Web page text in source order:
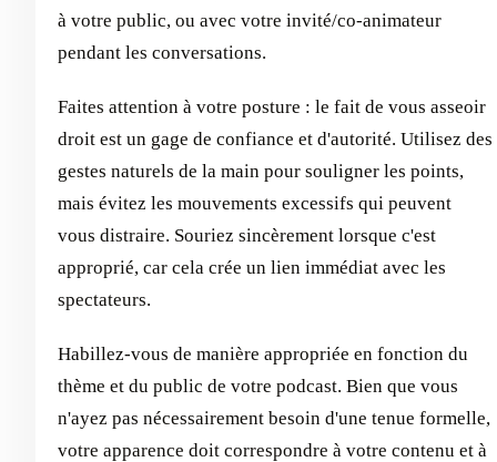
à votre public, ou avec votre invité/co-animateur
pendant les conversations.
Faites attention à votre posture : le fait de vous asseoir
droit est un gage de confiance et d'autorité. Utilisez des
gestes naturels de la main pour souligner les points,
mais évitez les mouvements excessifs qui peuvent
vous distraire. Souriez sincèrement lorsque c'est
approprié, car cela crée un lien immédiat avec les
spectateurs.
Habillez-vous de manière appropriée en fonction du
thème et du public de votre podcast. Bien que vous
n'ayez pas nécessairement besoin d'une tenue formelle,
votre apparence doit correspondre à votre contenu et à